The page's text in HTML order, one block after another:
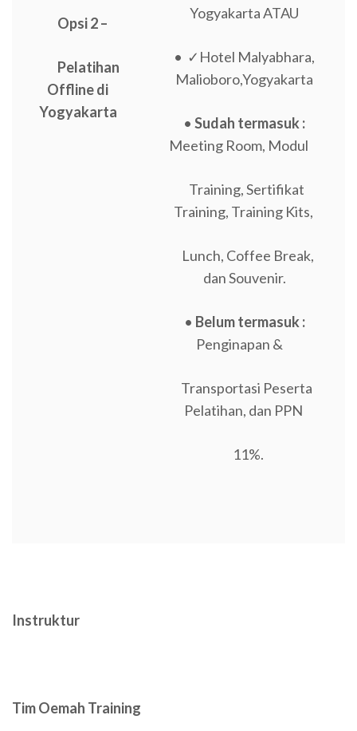
Opsi 2 –
Pelatihan
Offline di
Yogyakarta
Yogyakarta ATAU
• ✓Hotel Malyabhara,
Malioboro,Yogyakarta
• Sudah termasuk :
Meeting Room, Modul
Training, Sertifikat
Training, Training Kits,
Lunch, Coffee Break,
dan Souvenir.
• Belum termasuk :
Penginapan &
Transportasi Peserta
Pelatihan, dan PPN
11%.
Instruktur
Tim Oemah Training